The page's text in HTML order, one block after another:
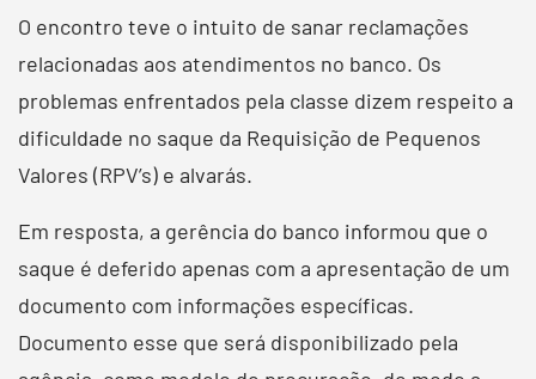
O encontro teve o intuito de sanar reclamações
relacionadas aos atendimentos no banco. Os
problemas enfrentados pela classe dizem respeito a
dificuldade no saque da Requisição de Pequenos
Valores (RPV’s) e alvarás.
Em resposta, a gerência do banco informou que o
saque é deferido apenas com a apresentação de um
documento com informações específicas.
Documento esse que será disponibilizado pela